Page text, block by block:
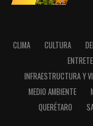
CLIMA CULTURA
INFRAESTRUCTURA Y
MEDIO AMBIENTE
QUERÉTARO